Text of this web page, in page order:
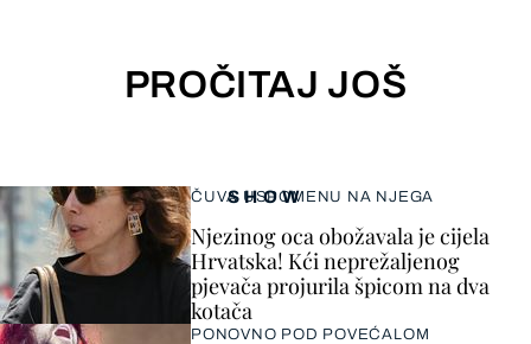
PROČITAJ JOŠ
SHOW
ČUVA USPOMENU NA NJEGA
Njezinog oca obožavala je cijela
Hrvatska! Kći neprežaljenog
pjevača projurila špicom na dva
kotača
PONOVNO POD POVEĆALOM